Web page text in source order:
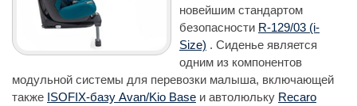
новейшим стандартом
безопасности R-129/03 (i-
Size) . Сиденье является
одним из компонентов
модульной системы для перевозки малыша, включающей
также ISOFIX-базу Avan/Kio Base и автолюльку Recaro